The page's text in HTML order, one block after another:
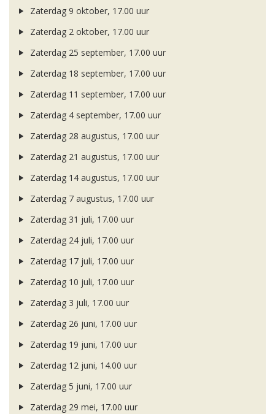
Zaterdag 9 oktober, 17.00 uur
Zaterdag 2 oktober, 17.00 uur
Zaterdag 25 september, 17.00 uur
Zaterdag 18 september, 17.00 uur
Zaterdag 11 september, 17.00 uur
Zaterdag 4 september, 17.00 uur
Zaterdag 28 augustus, 17.00 uur
Zaterdag 21 augustus, 17.00 uur
Zaterdag 14 augustus, 17.00 uur
Zaterdag 7 augustus, 17.00 uur
Zaterdag 31 juli, 17.00 uur
Zaterdag 24 juli, 17.00 uur
Zaterdag 17 juli, 17.00 uur
Zaterdag 10 juli, 17.00 uur
Zaterdag 3 juli, 17.00 uur
Zaterdag 26 juni, 17.00 uur
Zaterdag 19 juni, 17.00 uur
Zaterdag 12 juni, 14.00 uur
Zaterdag 5 juni, 17.00 uur
Zaterdag 29 mei, 17.00 uur